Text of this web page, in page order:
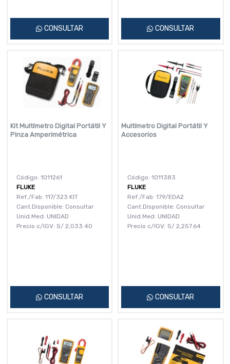
CONSULTAR CONSULTAR
Kit Multímetro Digital Portátil Y
Pinza Amperimétrica
Código: 1011261
FLUKE
Ref./Fab: 117/323 KIT
Cant.Disponible: Consultar
Unid.Med: UNIDAD
Precio c/IGV: S/ 2,033.40
CONSULTAR
Multímetro Digital Portátil Y
Accesorios
Código: 1011383
FLUKE
Ref./Fab: 179/EDA2
Cant.Disponible: Consultar
Unid.Med: UNIDAD
Precio c/IGV: S/ 2,257.64
CONSULTAR